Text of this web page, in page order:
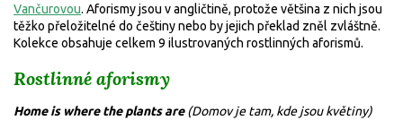
Vančurovou. Aforismy jsou v angličtině, protože většina z nich jsou
těžko přeložitelné do češtiny nebo by jejich překlad zněl zvláštně.
Kolekce obsahuje celkem 9 ilustrovaných rostlinných aforismů.
Rostlinné aforismy
Home is where the plants are(Domov je tam, kde jsou květiny)